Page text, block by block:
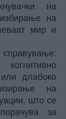
на
на
мир и
или длабоко
на
што се
за